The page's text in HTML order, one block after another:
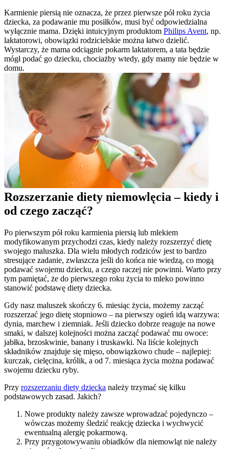
Karmienie piersią nie oznacza, że przez pierwsze pół roku życia
dziecka, za podawanie mu posiłków, musi być odpowiedzialna
wyłącznie mama. Dzięki intuicyjnym produktom Philips Avent, np.
laktatorowi, obowiązki rodzicielskie można łatwo dzielić.
Wystarczy, że mama odciągnie pokarm laktatorem, a tata będzie
mógł podać go dziecku, chociażby wtedy, gdy mamy nie będzie w
domu.
Rozszerzanie diety niemowlęcia – kiedy i
od czego zacząć?
Po pierwszym pół roku karmienia piersią lub mlekiem
modyfikowanym przychodzi czas, kiedy należy rozszerzyć dietę
swojego maluszka. Dla wielu młodych rodziców jest to bardzo
stresujące zadanie, zwłaszcza jeśli do końca nie wiedzą, co mogą
podawać swojemu dziecku, a czego raczej nie powinni. Warto przy
tym pamiętać, że do pierwszego roku życia to mleko powinno
stanowić podstawę diety dziecka.
Gdy nasz maluszek skończy 6. miesiąc życia, możemy zacząć
rozszerzać jego dietę stopniowo – na pierwszy ogień idą warzywa:
dynia, marchew i ziemniak. Jeśli dziecko dobrze reaguje na nowe
smaki, w dalszej kolejności można zacząć podawać mu owoce:
jabłka, brzoskwinie, banany i truskawki. Na liście kolejnych
składników znajduje się mięso, obowiązkowo chude – najlepiej:
kurczak, cielęcina, królik, a od 7. miesiąca życia można podawać
swojemu dziecku ryby.
Przy rozszerzaniu diety dziecka należy trzymać się kilku
podstawowych zasad. Jakich?
Nowe produkty należy zawsze wprowadzać pojedynczo –
wówczas możemy śledzić reakcję dziecka i wychwycić
ewentualną alergię pokarmową.
Przy przygotowywaniu obiadków dla niemowląt nie należy